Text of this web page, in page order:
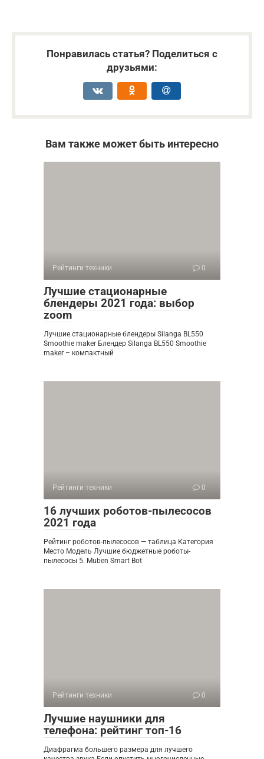
Понравилась статья? Поделиться с
друзьями:
Вам также может быть интересно
Рейтинги техники 0
Лучшие стационарные
блендеры 2021 года: выбор
zoom
Лучшие стационарные блендеры Silanga BL550
Smoothie maker Блендер Silanga BL550 Smoothie
maker – компактный
Рейтинги техники 0
16 лучших роботов-пылесосов
2021 года
Рейтинг роботов-пылесосов — таблица Категория
Место Модель Лучшие бюджетные роботы-
пылесосы 5. Muben Smart Bot
Рейтинги техники 0
Лучшие наушники для
телефона: рейтинг топ-16
Диафрагма большего размера для лучшего